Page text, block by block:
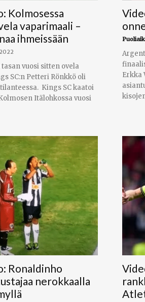
Kolmosessa
vaparimaali –
ihmeissään
vuosi sitten ovela
SC:n Petteri Rönkkö oli
Kings SC kaatoi
Itälohkossa vuosi
Erkka
Ronaldinho
nerokkaalla